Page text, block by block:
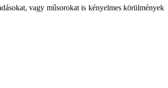
vagy műsorokat is kényelmes körülmények